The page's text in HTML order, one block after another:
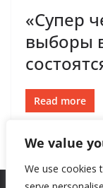
We value
We use cookies
«Супер
выборы
Read more